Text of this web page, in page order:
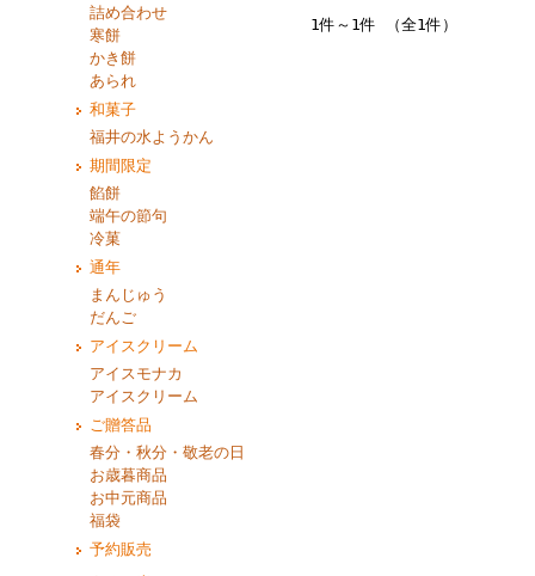
詰め合わせ
寒餅
かき餅
あられ
和菓子
福井の水ようかん
期間限定
餡餅
端午の節句
冷菓
通年
まんじゅう
だんご
アイスクリーム
アイスモナカ
アイスクリーム
ご贈答品
春分・秋分・敬老の日
お歳暮商品
お中元商品
福袋
予約販売
1件～1件 （全1件）